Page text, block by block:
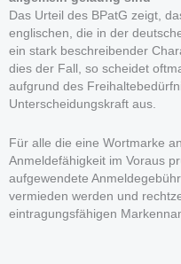
Das Urteil des BPatG zeigt,
englischen, die in der
ein stark beschreibender
dies der Fall, so scheidet
aufgrund des
Unterscheidungskraft aus.
Für alle die eine Wortmarke
Anmeldefähigkeit im Voraus
aufgewendete
vermieden werden und
eintragungsfähigen